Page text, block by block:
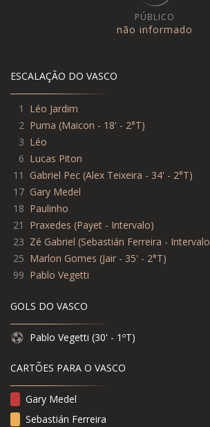
PÚBLICO
não informado
ESCALAÇÃO DO VASCO
1
Léo Jardim
2 Puma (Maicon - 18' - 2°T)
3 Léo
6 Lucas Piton
11
Gabriel Pec (Alex Teixeira - 34' - 2°T)
17 Gary Medel
18 Paulinho
21
Praxedes (Payet - Intervalo)
23 Zé Gabriel (Sebastián Ferreira - Intervalo
25 Marlon Gomes (Jair - 35' - 2°T)
99 Pablo Vegetti
GOLS DO VASCO
Pablo Vegetti (30' - 1ºT)
CARTÕES PARA O VASCO
Gary Medel
Sebastián Ferreira